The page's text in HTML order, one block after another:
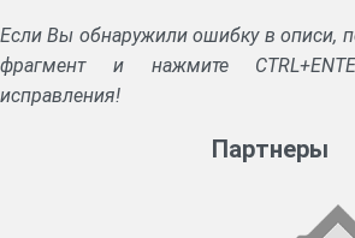
Если Вы обнаружили ошибку в описи,
фрагмент и нажмите
исправления!
Партнеры